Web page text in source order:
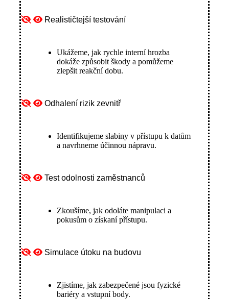
Realističtejší testování
Ukážeme, jak rychle interní hrozba
dokáže způsobit škody a pomůžeme
zlepšit reakční dobu.
Odhalení rizik zevnitř
Identifikujeme slabiny v přístupu k datům
a navrhneme účinnou nápravu.
Test odolnosti zaměstnanců
Zkoušíme, jak odoláte manipulaci a
pokusům o získaní přístupu.
Simulace útoku na budovu
Zjistíme, jak zabezpečené jsou fyzické
bariéry a vstupní body.